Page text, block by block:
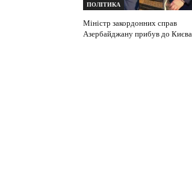
ПОЛІТИКА
Міністр закордонних справ
Азербайджану прибув до Києва